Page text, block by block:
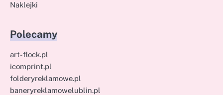
Naklejki
Polecamy
art-flock.pl
icomprint.pl
folderyreklamowe.pl
baneryreklamowelublin.pl